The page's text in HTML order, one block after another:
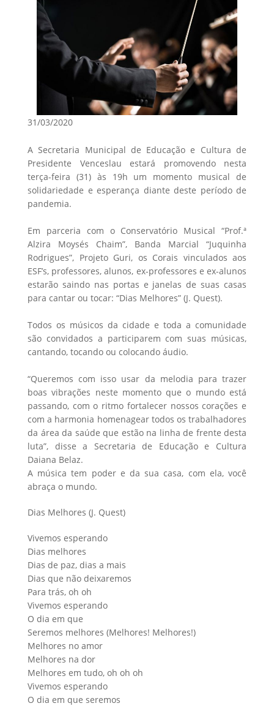
31/03/2020
A Secretaria Municipal de Educação e Cultura de
Presidente Venceslau estará promovendo nesta
terça-feira (31) às 19h um momento musical de
solidariedade e esperança diante deste período de
pandemia.
Em parceria com o Conservatório Musical “Prof.ª
Alzira Moysés Chaim”, Banda Marcial “Juquinha
Rodrigues”, Projeto Guri, os Corais vinculados aos
ESF’s, professores, alunos, ex-professores e ex-alunos
estarão saindo nas portas e janelas de suas casas
para cantar ou tocar: “Dias Melhores” (J. Quest).
Todos os músicos da cidade e toda a comunidade
são convidados a participarem com suas músicas,
cantando, tocando ou colocando áudio.
“Queremos com isso usar da melodia para trazer
boas vibrações neste momento que o mundo está
passando, com o ritmo fortalecer nossos corações e
com a harmonia homenagear todos os trabalhadores
da área da saúde que estão na linha de frente desta
luta”, disse a Secretaria de Educação e Cultura
Daiana Belaz.
A música tem poder e da sua casa, com ela, você
abraça o mundo.
Dias Melhores (J. Quest)
Vivemos esperando
Dias melhores
Dias de paz, dias a mais
Dias que não deixaremos
Para trás, oh oh
Vivemos esperando
O dia em que
Seremos melhores (Melhores! Melhores!)
Melhores no amor
Melhores na dor
Melhores em tudo, oh oh oh
Vivemos esperando
O dia em que seremos